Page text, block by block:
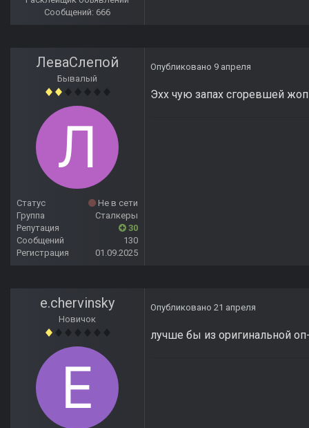
Сообщений: 666
ЛеваСлепой
Бывалый
Статус
Не в сети
Группа
Сталкеры
Репутация
30
Сообщений
130
Регистрация
01.09.2025
Опубликовано 9 апреля
Эхх чую запах сгоревшей
e.chervinsky
Новичок
Опубликовано 21 апреля
лучше бы из оригинальной